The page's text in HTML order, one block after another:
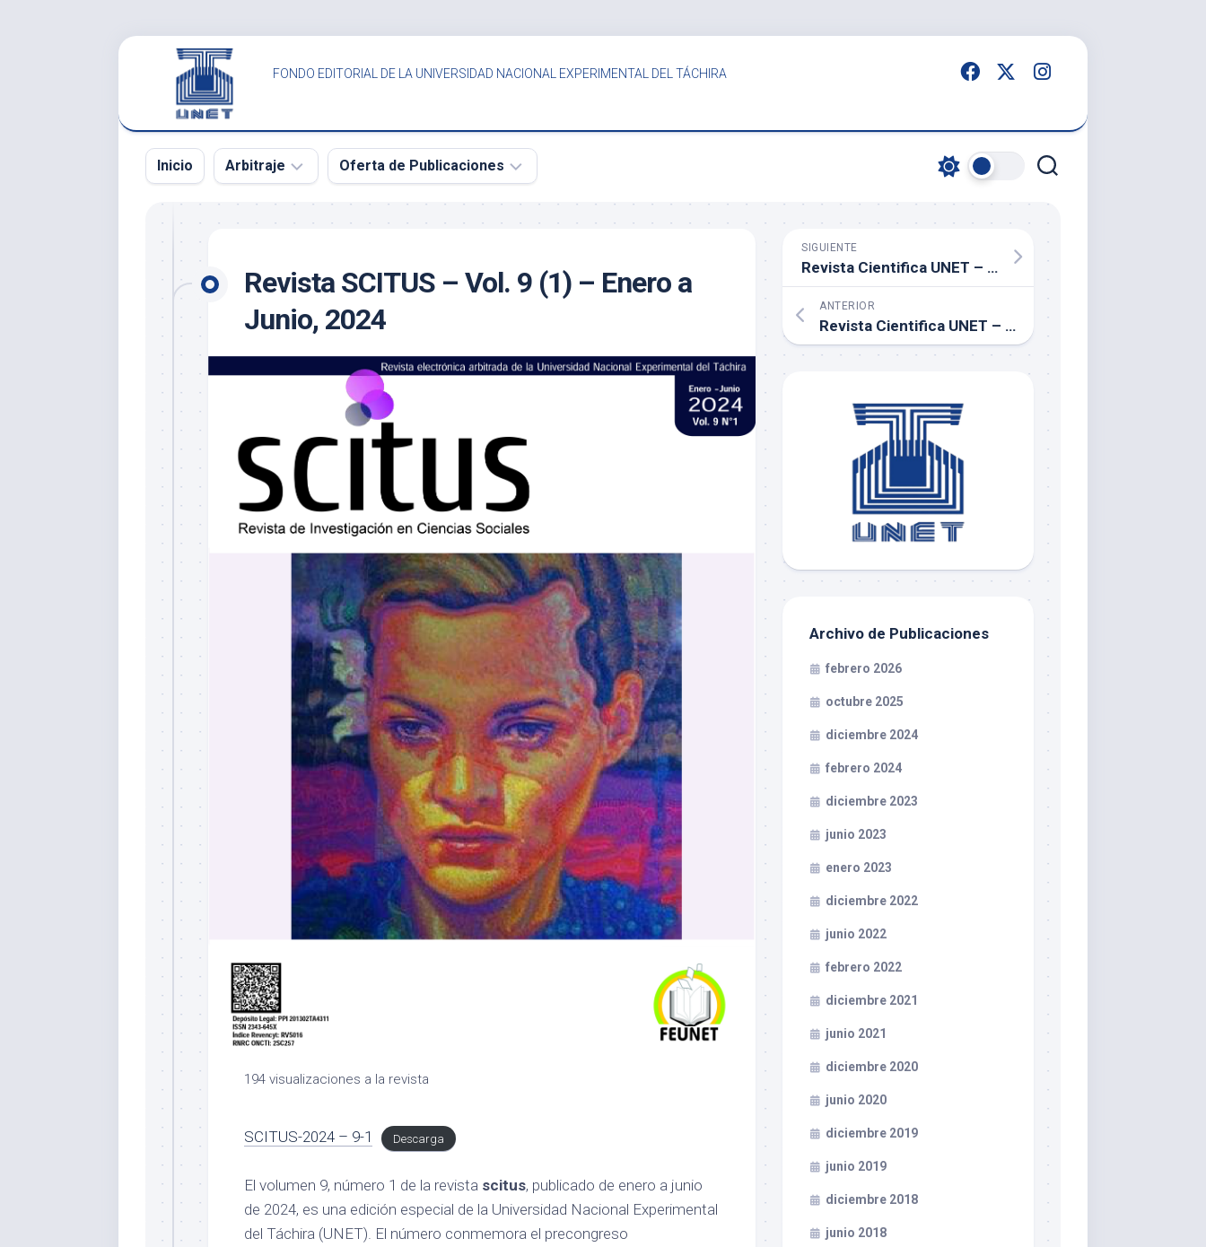
FONDO EDITORIAL DE LA UNIVERSIDAD NACIONAL EXPERIMENTAL DEL TÁCHIRA
Inicio Arbitraje
Científica
Oferta de Publicaciones
Científica
Revista SCITUS – Vol. 9 (1) – Enero a
Junio, 2024
194 visualizaciones a la revista
SCITUS-2024 – 9-1 Descarga
El volumen 9, número 1 de la revista scitus, publicado de enero a junio
de 2024, es una edición especial de la Universidad Nacional Experimental
del Táchira (UNET). El número conmemora el precongreso
SIGUIENTE
Revista Cientifica UNET – Vol. 36 (2) – Julio a Diciembre, 2024
ANTERIOR
Revista Cientifica UNET – Vol. 36 (1) – Enero a Junio, 2024
Archivo de Publicaciones
febrero 2026
octubre 2025
diciembre 2024
febrero 2024
diciembre 2023
junio 2023
enero 2023
diciembre 2022
junio 2022
febrero 2022
diciembre 2021
junio 2021
diciembre 2020
junio 2020
diciembre 2019
junio 2019
diciembre 2018
junio 2018